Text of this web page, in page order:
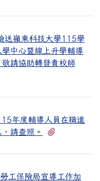
送嶺東科技大學115學
中心暨線上升學輔導
請協助轉發貴校師
年度輔導人員在職進
請查照。
工保險局宣導工作加